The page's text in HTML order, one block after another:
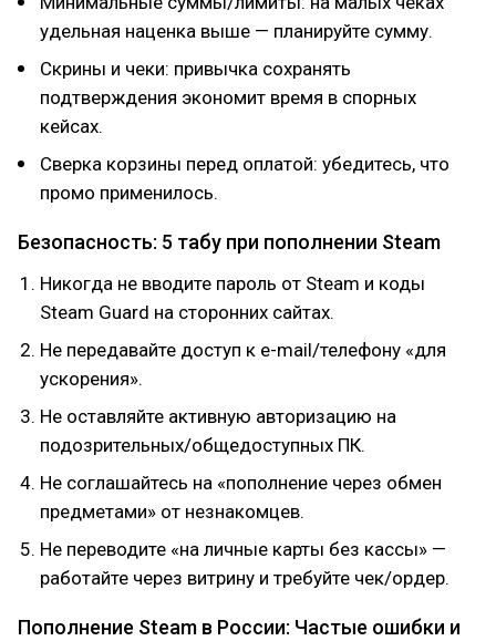
удельная наценка выше — планируйте сумму.
Скрины и чеки: привычка сохранять
подтверждения экономит время в спорных
кейсах.
Сверка корзины перед оплатой: убедитесь, что
промо применилось.
Безопасность: 5 табу при пополнении Steam
Никогда не вводите пароль от Steam и коды
Steam Guard на сторонних сайтах.
Не передавайте доступ к e-mail/телефону «для
ускорения».
Не оставляйте активную авторизацию на
подозрительных/общедоступных ПК.
Не соглашайтесь на «пополнение через обмен
предметами» от незнакомцев.
Не переводите «на личные карты без кассы» —
работайте через витрину и требуйте чек/ордер.
Пополнение Steam в России: Частые ошибки и